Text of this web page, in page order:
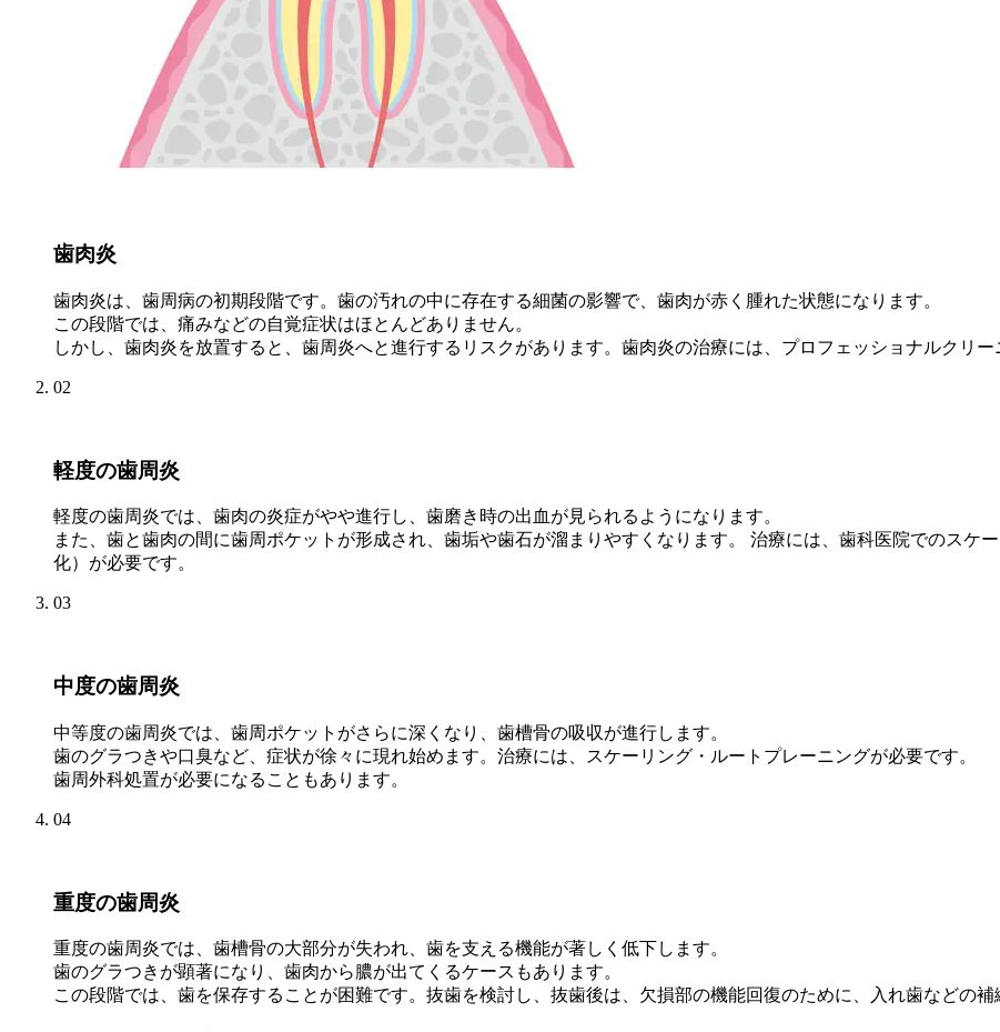
歯肉炎
歯肉炎は、歯周病の初期段階です。歯の汚れの中に存在する細菌の影響で、歯肉が赤く腫れた状態になります。
この段階では、痛みなどの自覚症状はほとんどありません。
しかし、歯肉炎を放置すると、歯周炎へと進行するリスクがあります。歯肉炎の治療には、プロフェッショナルクリー
02
軽度の歯周炎
軽度の歯周炎では、歯肉の炎症がやや進行し、歯磨き時の出血が見られるようになります。
また、歯と歯肉の間に歯周ポケットが形成され、歯垢や歯石が溜まりやすくなります。 治療には、歯科医院でのスケ
化）が必要です。
03
中度の歯周炎
中等度の歯周炎では、歯周ポケットがさらに深くなり、歯槽骨の吸収が進行します。
歯のグラつきや口臭など、症状が徐々に現れ始めます。治療には、スケーリング・ルートプレーニングが必要です。
歯周外科処置が必要になることもあります。
04
重度の歯周炎
重度の歯周炎では、歯槽骨の大部分が失われ、歯を支える機能が著しく低下します。
歯のグラつきが顕著になり、歯肉から膿が出てくるケースもあります。
この段階では、歯を保存することが困難です。抜歯を検討し、抜歯後は、欠損部の機能回復のために、入れ歯などの補